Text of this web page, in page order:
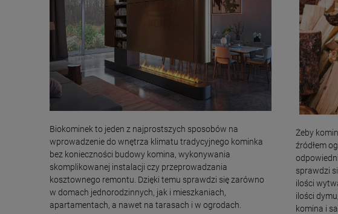
Biokominek to jeden z najprostszych sposobów na
wprowadzenie do wnętrza klimatu tradycyjnego kominka
bez konieczności budowy komina, wykonywania
skomplikowanej instalacji czy przeprowadzania
kosztownego remontu. Dzięki temu sprawdzi się zarówno
w domach jednorodzinnych, jak i mieszkaniach,
apartamentach, a nawet na tarasach i w ogrodach.
Żeby
źródłem
sprawdzi
ilości
ilości
komina i